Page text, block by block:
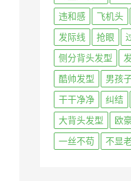
违和感
飞机头
发际线
抢眼
侧分背头发型
酷帅发型
男孩
干干净净
纠结
大背头发型
欧
一丝不苟
不显